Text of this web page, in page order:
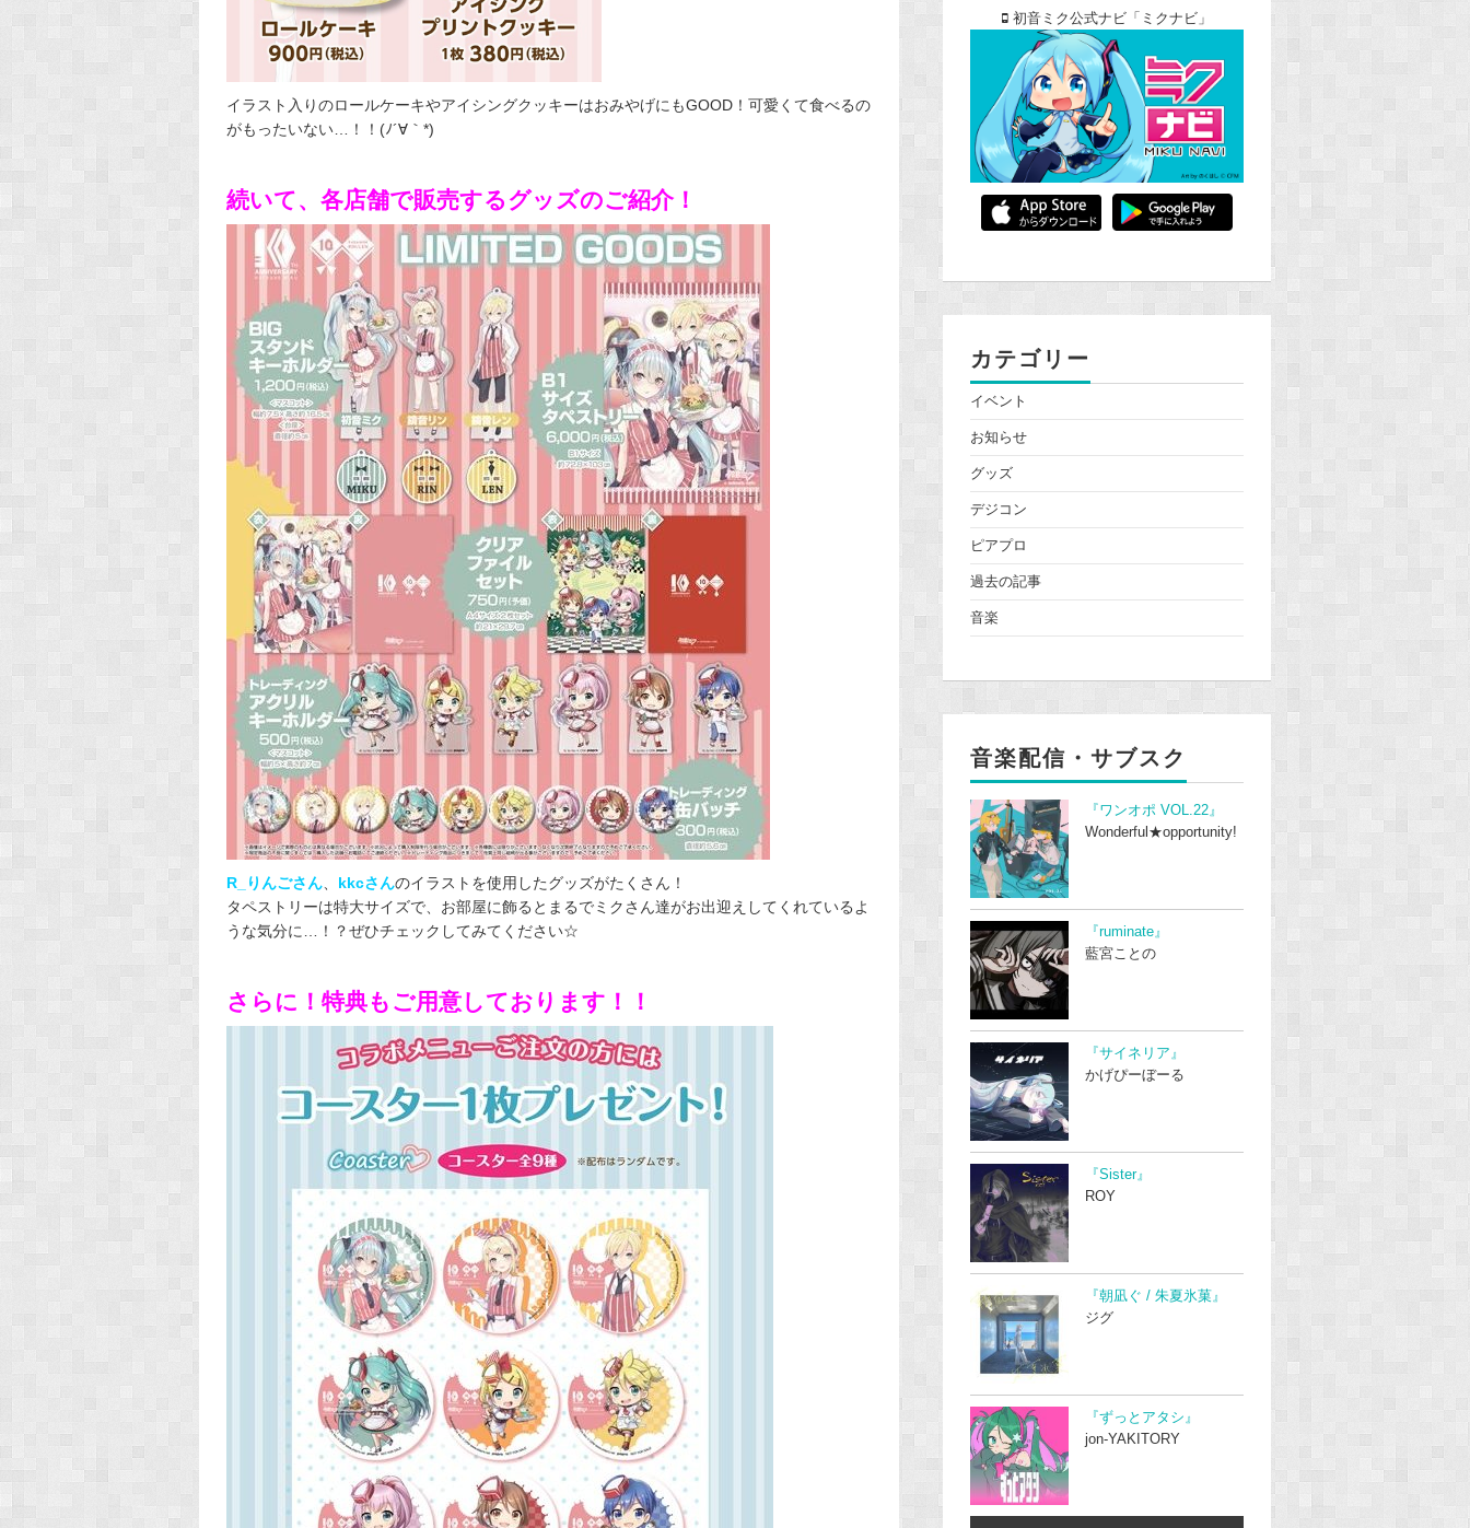
イラスト入りのロールケーキやアイシングクッキーはおみやげにもGOOD！可愛くて食べるの
がもったいない…！！(ﾉ´∀｀*)
続いて、各店舗で販売するグッズのご紹介！
R_りんごさん kkcさんのイラストを使用したグッズがたくさん！
タペストリーは特大サイズで、お部屋に飾るとまるでミクさん達がお出迎えしてくれているよ
うな気分に…！？ぜひチェックしてみてください☆
さらに！特典もご用意しております！！
初音ミク公式ナビ「ミクナビ」
カテゴリー
イベント
お知らせ
グッズ
デジコン
ピアプロ
過去の記事
音楽
音楽配信・サブスク
『ワンオポ VOL.22』
Wonderful★opportunity!
『ruminate』
藍宮ことの
『サイネリア』
かげぴーぼーる
『Sister』
ROY
『朝凪ぐ / 朱夏氷菓』
ジグ
『ずっとアタシ』
jon-YAKITORY